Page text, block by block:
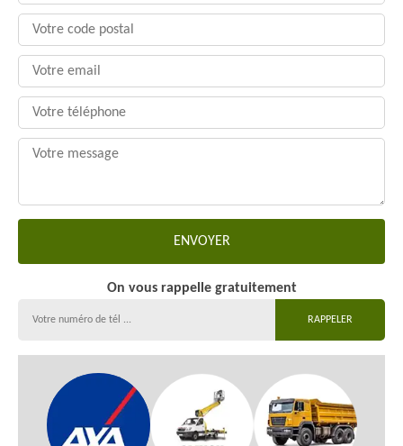
On vous rappelle gratuitement